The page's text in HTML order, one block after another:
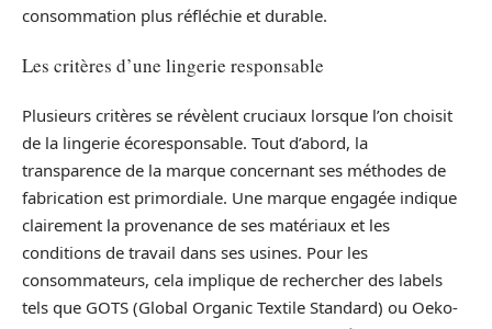
consommation plus réfléchie et durable.
Les critères d’une lingerie responsable
Plusieurs critères se révèlent cruciaux lorsque l’on choisit
de la lingerie écoresponsable. Tout d’abord, la
transparence de la marque concernant ses méthodes de
fabrication est primordiale. Une marque engagée indique
clairement la provenance de ses matériaux et les
conditions de travail dans ses usines. Pour les
consommateurs, cela implique de rechercher des labels
tels que GOTS (Global Organic Textile Standard) ou Oeko-